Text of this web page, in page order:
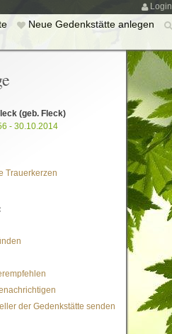
Login
Neue Gedenkstätte anlegen
(geb. Fleck)
- 30.10.2014
Trauerkerzen
der Gedenkstätte senden